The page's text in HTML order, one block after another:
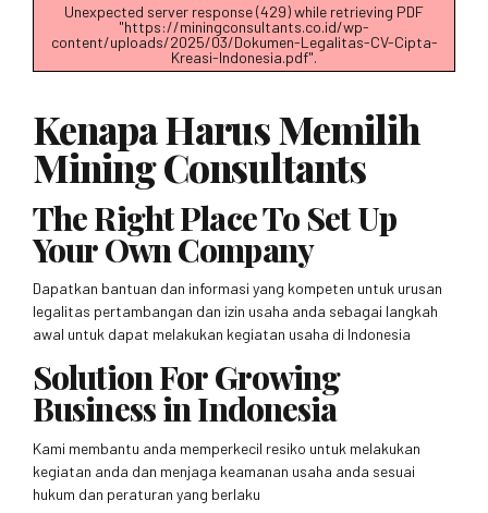
Unexpected server response (429) while retrieving PDF
"https://miningconsultants.co.id/wp-
content/uploads/2025/03/Dokumen-Legalitas-CV-Cipta-
Kreasi-Indonesia.pdf".
Kenapa Harus Memilih
Mining Consultants
The Right Place To Set Up
Your Own Company
Dapatkan bantuan dan informasi yang kompeten untuk urusan
legalitas pertambangan dan izin usaha anda sebagai langkah
awal untuk dapat melakukan kegiatan usaha di Indonesia
Solution For Growing
Business in Indonesia
Kami membantu anda memperkecil resiko untuk melakukan
kegiatan anda dan menjaga keamanan usaha anda sesuai
hukum dan peraturan yang berlaku